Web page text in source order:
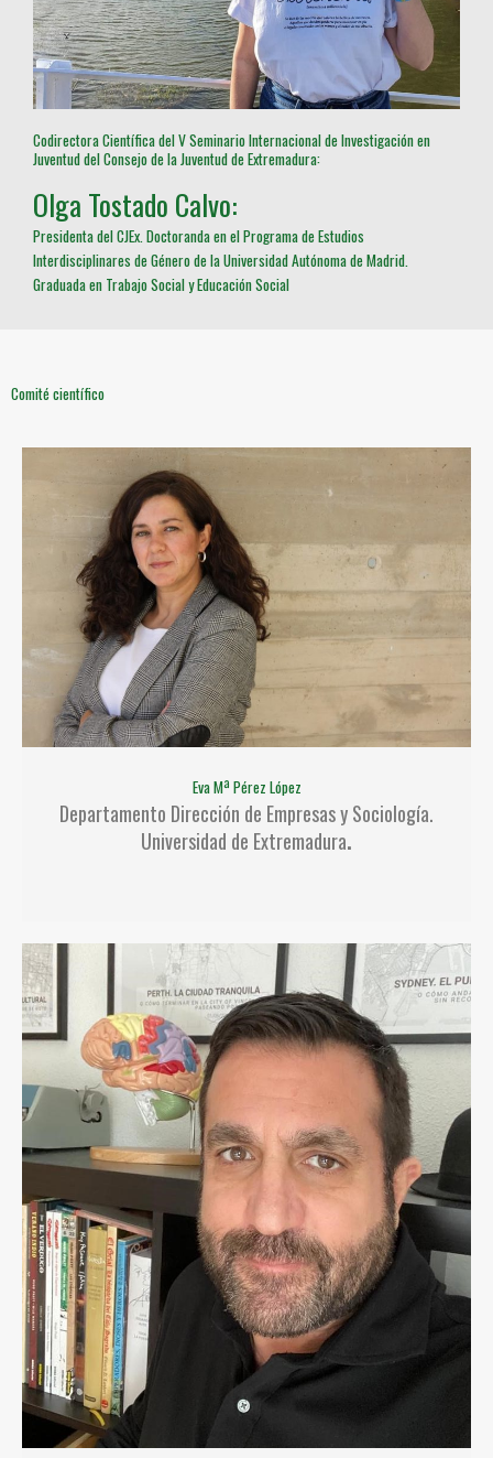
Codirectora Científica del V Seminario Internacional de Investigación en
Juventud del Consejo de la Juventud de Extremadura:
Olga Tostado Calvo:
Presidenta del CJEx. Doctoranda en el Programa de Estudios
Interdisciplinares de Género de la Universidad Autónoma de Madrid.
Graduada en Trabajo Social y Educación Social
Comité científico
Eva Mª Pérez López
Departamento Dirección de Empresas y Sociología.
Universidad de Extremadura.